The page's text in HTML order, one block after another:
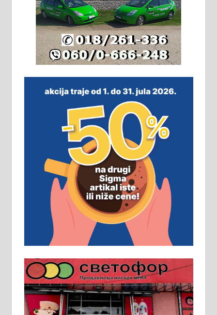
Издајем комплетно опремљену
халу на Житковачком путу, на
плацу површине око 7 ари.
064/321-80-51; 063/102-35-25
м2 са плацем од 8 ари у Зеленом
виру у Алексинцу. Могућа
замена. 064/21-63-584
ПОСЛОВНИ ОГЛАСИ
Рудник и флотација Рудник
д.о.о. Рудник запошљава 20
помоћника рудара. Услови:
Основна школа, пожељно радно
искуство на истим и сличним
пословима, али не и неопходан
услов. Обезбеђен смештај,
превоз, исхрана. 032/57-41-122 –
локал 22
Пружам услуге завршних радова
у грађевини, хидроизолације и
молерских радова. 061/25-28-058